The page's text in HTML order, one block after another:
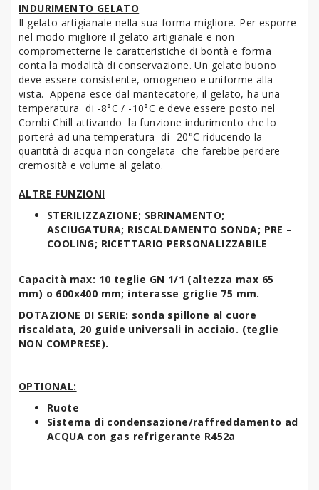
INDURIMENTO GELATO
Il gelato artigianale nella sua forma migliore. Per esporre
nel modo migliore il gelato artigianale e non
comprometterne le caratteristiche di bontà e forma
conta la modalità di conservazione. Un gelato buono
deve essere consistente, omogeneo e uniforme alla
vista. Appena esce dal mantecatore, il gelato, ha una
temperatura di -8°C / -10°C e deve essere posto nel
Combi Chill attivando la funzione indurimento che lo
porterà ad una temperatura di -20°C riducendo la
quantità di acqua non congelata che farebbe perdere
cremosità e volume al gelato.
ALTRE FUNZIONI
STERILIZZAZIONE; SBRINAMENTO;
ASCIUGATURA; RISCALDAMENTO SONDA; PRE –
COOLING; RICETTARIO PERSONALIZZABILE
Capacità max: 10 teglie GN 1/1 (altezza max 65
mm) o 600x400 mm; interasse griglie 75 mm.
DOTAZIONE DI SERIE: sonda spillone al cuore
riscaldata, 20 guide universali in acciaio. (teglie
NON COMPRESE).
OPTIONAL:
Ruote
Sistema di condensazione/raffreddamento ad
ACQUA con gas refrigerante R452a